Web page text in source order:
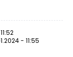
- 11:55